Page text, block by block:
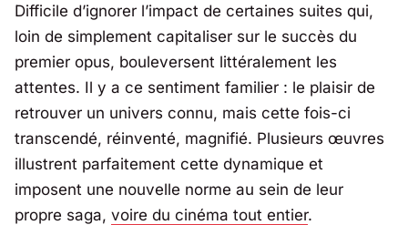
Difficile d’ignorer l’impact de certaines suites qui,
loin de simplement capitaliser sur le succès du
premier opus, bouleversent littéralement les
attentes. Il y a ce sentiment familier : le plaisir de
retrouver un univers connu, mais cette fois-ci
transcendé, réinventé, magnifié. Plusieurs œuvres
illustrent parfaitement cette dynamique et
imposent une nouvelle norme au sein de leur
propre saga, voire du cinéma tout entier.